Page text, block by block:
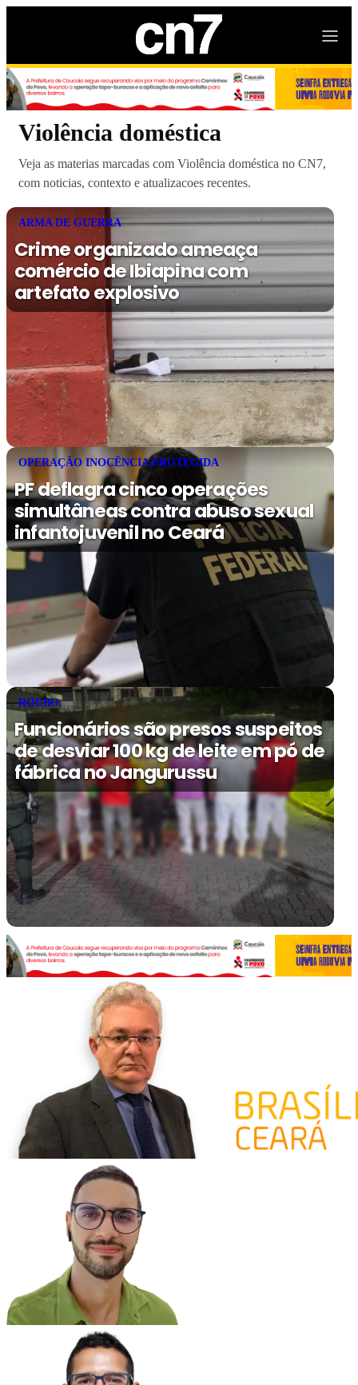
Violência doméstica
Veja as materias marcadas com Violência doméstica no CN7,
com noticias, contexto e atualizacoes recentes.
ARMA DE GUERRA
Crime organizado ameaça
comércio de Ibiapina com
artefato explosivo
OPERAÇÃO INOCÊNCIA PROTEGIDA
PF deflagra cinco operações
simultâneas contra abuso sexual
infantojuvenil no Ceará
ROUBO
Funcionários são presos suspeitos
de desviar 100 kg de leite em pó de
fábrica no Jangurussu